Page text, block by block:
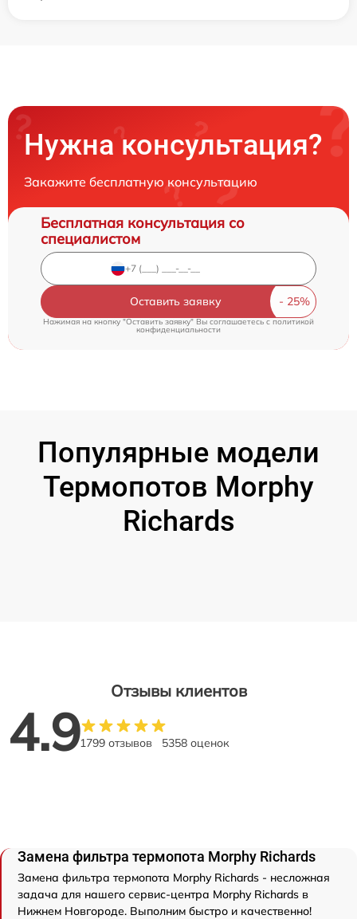
Нужна консультация?
Закажите бесплатную консультацию
Бесплатная консультация со
специалистом
Оставить заявку
Нажимая на кнопку "Оставить заявку" Вы соглашаетесь cполитикой
конфиденциальности
Популярные модели
Термопотов Morphy
Richards
Отзывы клиентов
4.91799 отзывов 5358 оценок
Замена фильтра термопота Morphy Richards
Замена фильтра термопота Morphy Richards - несложная
задача для нашего сервис-центра Morphy Richards в
Нижнем Новгороде. Выполним быстро и качественно!